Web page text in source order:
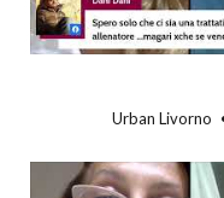
Urban Livorno